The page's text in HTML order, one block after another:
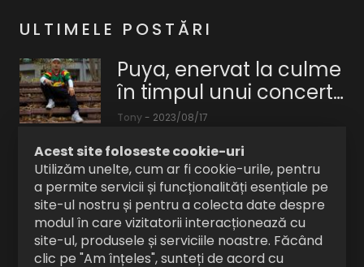
ULTIMELE POSTĂRI
Puya, enervat la culme
în timpul unui concert.
Ce l-a făcut să
Tony - 2023/08/17
putem
să
facem
toată
seara
ce
Microfon dinamic
Shure SM7dB pentru
difuzare, podcasting și
înregistrare.
Tony-2024/05/18
Microfon
dinamic
Acest site foloseste cookie-uri
Utilizăm unelte, cum ar fi cookie-urile, pentru
a permite servicii și funcționalități esențiale pe
site-ul nostru și pentru a colecta date despre
modul în care vizitatorii interacționează cu
site-ul, produsele și serviciile noastre. Făcând
clic pe "Am înțeles", sunteți de acord cu